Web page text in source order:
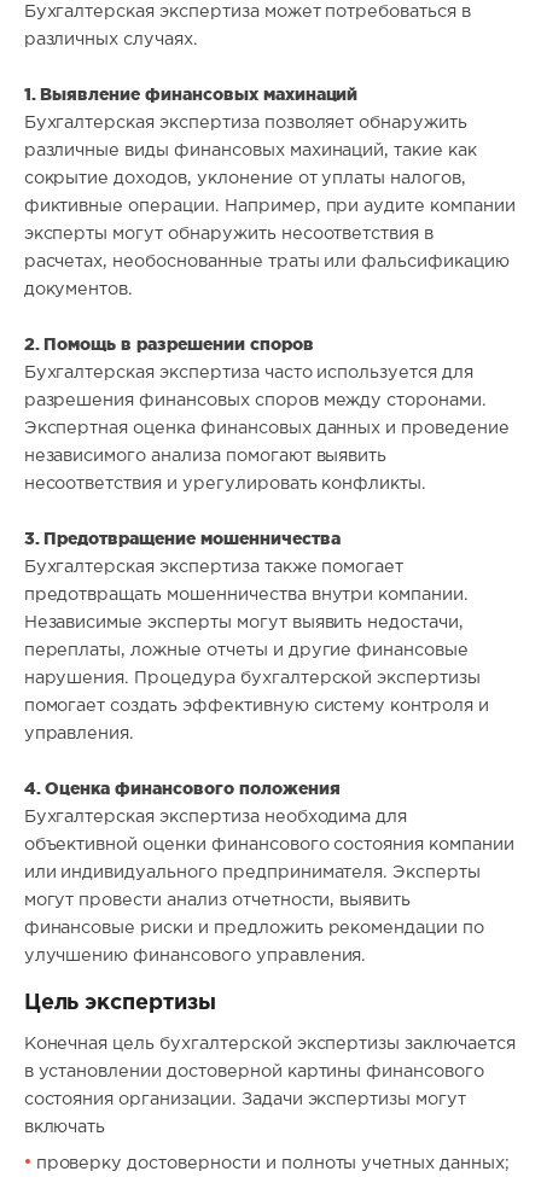
Бухгалтерская экспертиза может потребоваться в
различных случаях.
1. Выявление финансовых махинаций
Бухгалтерская экспертиза позволяет обнаружить
различные виды финансовых махинаций, такие как
сокрытие доходов, уклонение от уплаты налогов,
фиктивные операции. Например, при аудите компании
эксперты могут обнаружить несоответствия в
расчетах, необоснованные траты или фальсификацию
документов.
2. Помощь в разрешении споров
Бухгалтерская экспертиза часто используется для
разрешения финансовых споров между сторонами.
Экспертная оценка финансовых данных и проведение
независимого анализа помогают выявить
несоответствия и урегулировать конфликты.
3. Предотвращение мошенничества
Бухгалтерская экспертиза также помогает
предотвращать мошенничества внутри компании.
Независимые эксперты могут выявить недостачи,
переплаты, ложные отчеты и другие финансовые
нарушения. Процедура бухгалтерской экспертизы
помогает создать эффективную систему контроля и
управления.
4. Оценка финансового положения
Бухгалтерская экспертиза необходима для
объективной оценки финансового состояния компании
или индивидуального предпринимателя. Эксперты
могут провести анализ отчетности, выявить
финансовые риски и предложить рекомендации по
улучшению финансового управления.
Цель экспертизы
Конечная цель бухгалтерской экспертизы заключается
в установлении достоверной картины финансового
состояния организации. Задачи экспертизы могут
включать
проверку достоверности и полноты учетных данных;